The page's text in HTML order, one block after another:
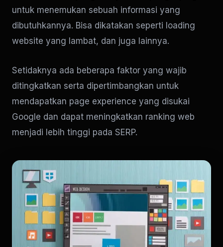
untuk menemukan sebuah informasi yang
dibutuhkannya. Bisa dikatakan seperti loading
website yang lambat, dan juga lainnya.
Setidaknya ada beberapa faktor yang wajib
ditingkatkan serta dipertimbangkan untuk
mendapatkan page experience yang disukai
Google dan dapat meningkatkan ranking web
menjadi lebih tinggi pada SERP.